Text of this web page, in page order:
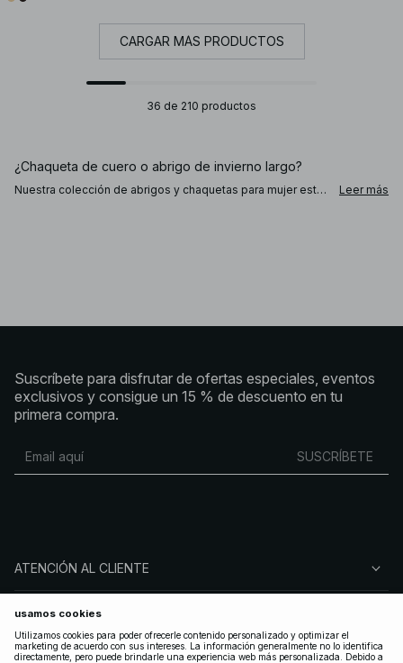
CARGAR MÁS PRODUCTOS
36 de 210 productos
¿Chaqueta de cuero o abrigo de invierno largo?
Nuestra colección de abrigos y chaquetas para mujer está
Leer más
Suscríbete para disfrutar de ofertas especiales, eventos
exclusivos y consigue un 15 % de descuento en tu
primera compra.
SUSCRÍBETE
ATENCIÓN AL CLIENTE
SOBRE NA-KD
SÍGUENOS